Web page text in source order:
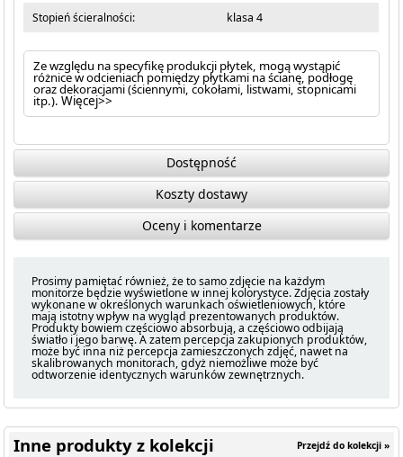
Stopień ścieralności: klasa 4
Ze względu na specyfikę produkcji płytek, mogą wystąpić
różnice w odcieniach pomiędzy płytkami na ścianę, podłogę
oraz dekoracjami (ściennymi, cokołami, listwami, stopnicami
itp.).Więcej>>
Dostępność
Koszty dostawy
Oceny i komentarze
Prosimy pamiętać również, że to samo zdjęcie na każdym
monitorze będzie wyświetlone w innej kolorystyce. Zdjęcia zostały
wykonane w określonych warunkach oświetleniowych, które
mają istotny wpływ na wygląd prezentowanych produktów.
Produkty bowiem częściowo absorbują, a częściowo odbijają
światło i jego barwę. A zatem percepcja zakupionych produktów,
może być inna niż percepcja zamieszczonych zdjęć, nawet na
skalibrowanych monitorach, gdyż niemożliwe może być
odtworzenie identycznych warunków zewnętrznych.
Przejdź do kolekcji »
Inne produkty z kolekcji